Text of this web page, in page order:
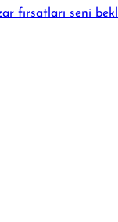
fırsatları seni